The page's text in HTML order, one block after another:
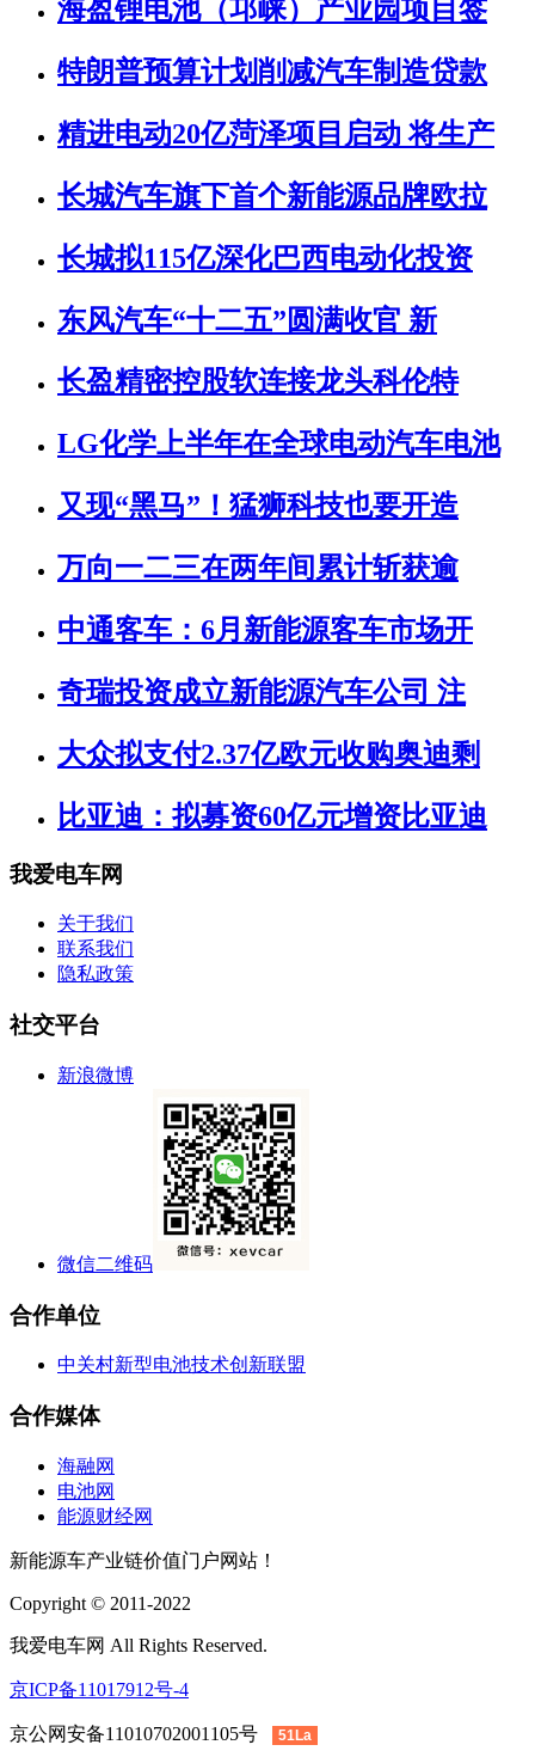
海盈锂电池（邛崃）产业园项目签
特朗普预算计划削减汽车制造贷款
精进电动20亿菏泽项目启动 将生产
长城汽车旗下首个新能源品牌欧拉
长城拟115亿深化巴西电动化投资
东风汽车“十二五”圆满收官 新
长盈精密控股软连接龙头科伦特
LG化学上半年在全球电动汽车电池
又现“黑马”！猛狮科技也要开造
万向一二三在两年间累计斩获逾
中通客车：6月新能源客车市场开
奇瑞投资成立新能源汽车公司 注
大众拟支付2.37亿欧元收购奥迪剩
比亚迪：拟募资60亿元增资比亚迪
我爱电车网
关于我们
联系我们
隐私政策
社交平台
新浪微博
微信二维码
合作单位
中关村新型电池技术创新联盟
合作媒体
海融网
电池网
能源财经网
新能源车产业链价值门户网站！
Copyright © 2011-2022
我爱电车网 All Rights Reserved.
京ICP备11017912号-4
京公网安备11010702001105号 51La